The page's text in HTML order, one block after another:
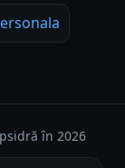
în 2026